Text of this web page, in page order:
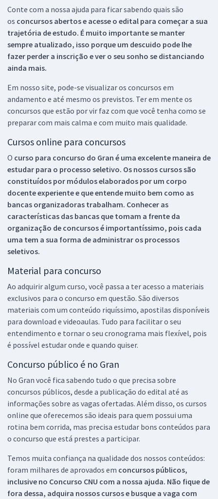
Conte com a nossa ajuda para ficar sabendo quais são
os concursos abertos e acesse o edital para começar a sua
trajetória de estudo. É muito importante se manter
sempre atualizado, isso porque um descuido pode lhe
fazer perder a inscrição e ver o seu sonho se distanciando
ainda mais.
Em nosso site, pode-se visualizar os concursos em
andamento e até mesmo os previstos. Ter em mente os
concursos que estão por vir faz com que você tenha como se
preparar com mais calma e com muito mais qualidade.
Cursos online para concursos
O curso para concurso do Gran é uma excelente maneira de
estudar para o processo seletivo. Os nossos cursos são
constituídos por módulos elaborados por um corpo
docente experiente e que entende muito bem como as
bancas organizadoras trabalham. Conhecer as
características das bancas que tomam a frente da
organização de concursos é importantíssimo, pois cada
uma tem a sua forma de administrar os processos
seletivos.
Material para concurso
Ao adquirir algum curso, você passa a ter acesso a materiais
exclusivos para o concurso em questão. São diversos
materiais com um conteúdo riquíssimo, apostilas disponíveis
para download e videoaulas. Tudo para facilitar o seu
entendimento e tornar o seu cronograma mais flexível, pois
é possível estudar onde e quando quiser.
Concurso público é no Gran
No Gran você fica sabendo tudo o que precisa sobre
concursos públicos, desde a publicação do edital até as
informações sobre as vagas ofertadas. Além disso, os cursos
online que oferecemos são ideais para quem possui uma
rotina bem corrida, mas precisa estudar bons conteúdos para
o concurso que está prestes a participar.
Temos muita confiança na qualidade dos nossos conteúdos:
foram milhares de aprovados em concursos públicos,
inclusive no Concurso CNU com a nossa ajuda. Não fique de
fora dessa, adquira nossos cursos e busque a vaga com